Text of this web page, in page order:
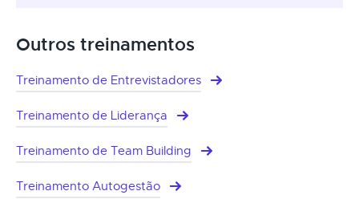
Outros treinamentos
Treinamento de Entrevistadores
Treinamento de Liderança
Treinamento de Team Building
Treinamento Autogestão